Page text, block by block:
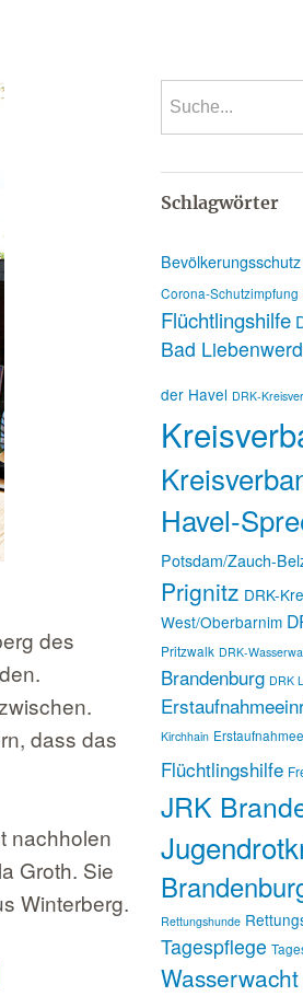
des
dass das
nachholen
Groth. Sie
Winterberg.
Schlagwörter
Bevölkerungsschutz
Corona-Schutzimpfung
Flüchtlingshilfe
Bad
der Havel DRK-
Havel-
Potsdam/Zauch-
Prignitz DRK-
West/Oberbarnim
Pritzwalk DRK-
Brandenburg DRK
Kirchhain
Flüchtlingshilfe
JRK
Rettungshunde
Tagespflege
Wasserwacht